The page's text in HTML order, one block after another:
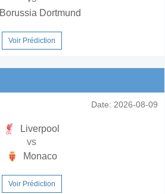
Borussia Dortmund
Voir Prédiction
Date: 2026-08-09
Liverpool
vs
Monaco
Voir Prédiction